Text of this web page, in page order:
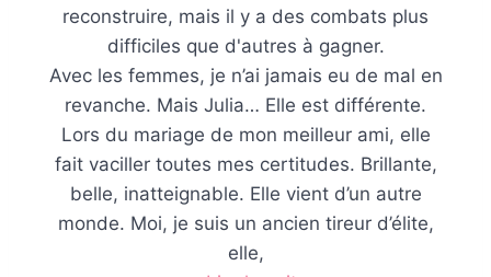
reconstruire, mais il y a des combats plus
difficiles que d'autres à gagner.
Avec les femmes, je n’ai jamais eu de mal en
revanche. Mais Julia… Elle est différente.
Lors du mariage de mon meilleur ami, elle
fait vaciller toutes mes certitudes. Brillante,
belle, inatteignable. Elle vient d’un autre
monde. Moi, je suis un ancien tireur d’élite,
elle,